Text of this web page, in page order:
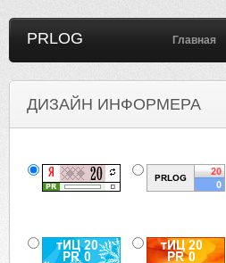
PRLOG Главная
ДИЗАЙН ИНФОРМЕРА